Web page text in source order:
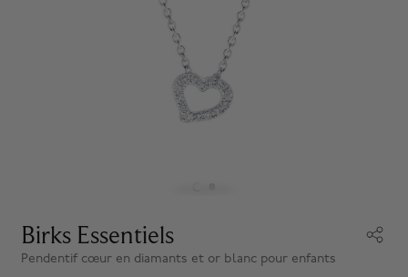
Birks Essentiels
Pendentif cœur en diamants et or blanc pour enfants